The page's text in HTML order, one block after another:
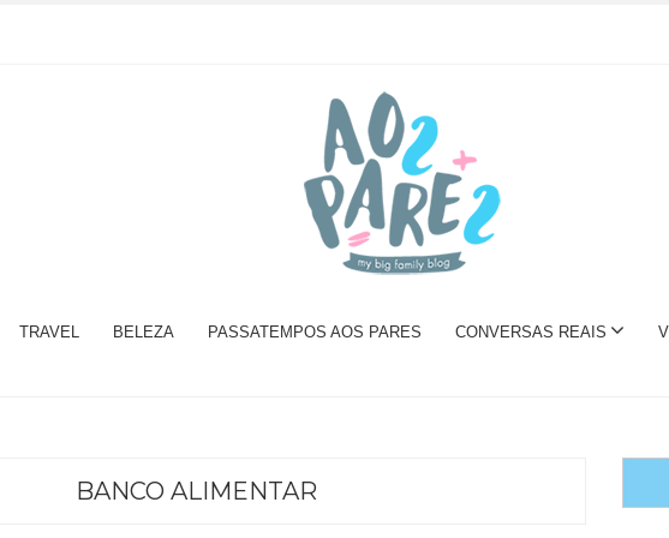
TRAVEL BELEZA PASSATEMPOS AOS PARES CONVERSAS REAIS
BANCO ALIMENTAR